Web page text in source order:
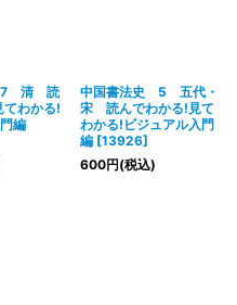
7 清 読
てわかる!
編
中国書法史 5 五代・
宋 読んでわかる!見て
わかる!ビジュアル入門
編 [13926]
600円(税込)